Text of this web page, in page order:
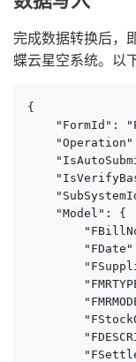
完成数据转换后，
蝶云星空系统。以
{
"FormId":
    "Model": {